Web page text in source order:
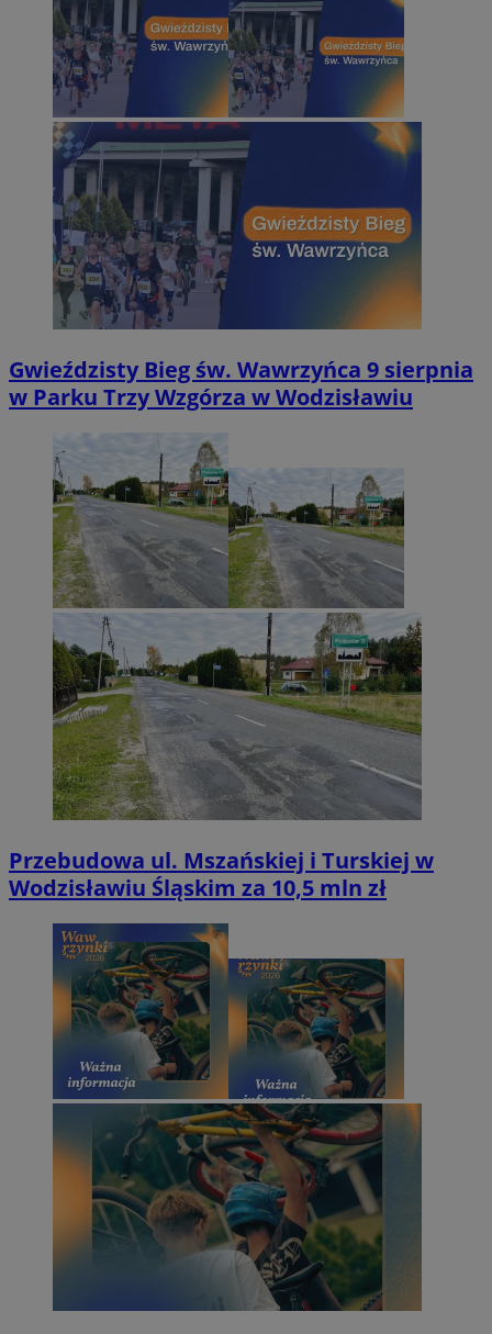
Gwieździsty Bieg św. Wawrzyńca 9 sierpnia
w Parku Trzy Wzgórza w Wodzisławiu
Przebudowa ul. Mszańskiej i Turskiej w
Wodzisławiu Śląskim za 10,5 mln zł